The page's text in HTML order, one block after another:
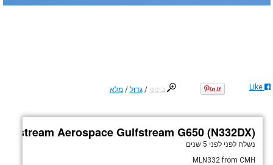
בינוני /גדול /מלא Like
Aerospace Gulfstream G650 (N332DX)
נשלח לפנילפני 5 שנים
MLN332 from CMH